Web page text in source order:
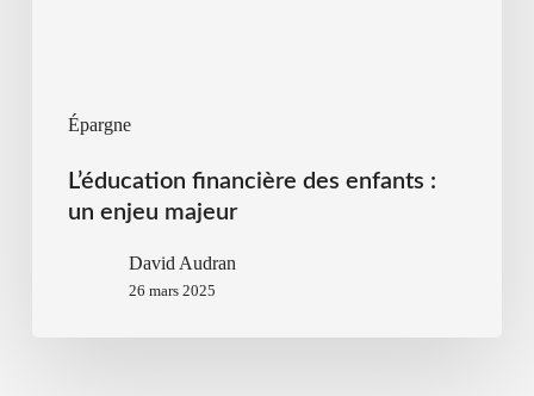
Épargne
L’éducation financière des enfants :
un enjeu majeur
David Audran
26 mars 2025